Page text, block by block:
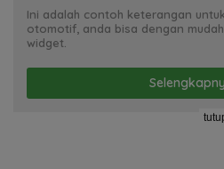
Ini adalah contoh keterangan
otomotif, anda bisa dengan
widget.